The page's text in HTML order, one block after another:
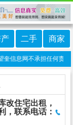
产 二手 商家
息网不承担任何责任
改住宅出租，
，联系电话：